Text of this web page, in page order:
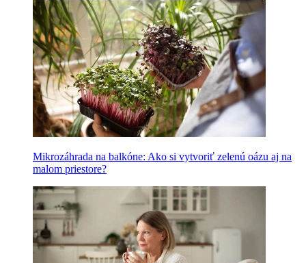
Mikrozáhrada na balkóne: Ako si vytvoriť zelenú oázu aj na
malom priestore?